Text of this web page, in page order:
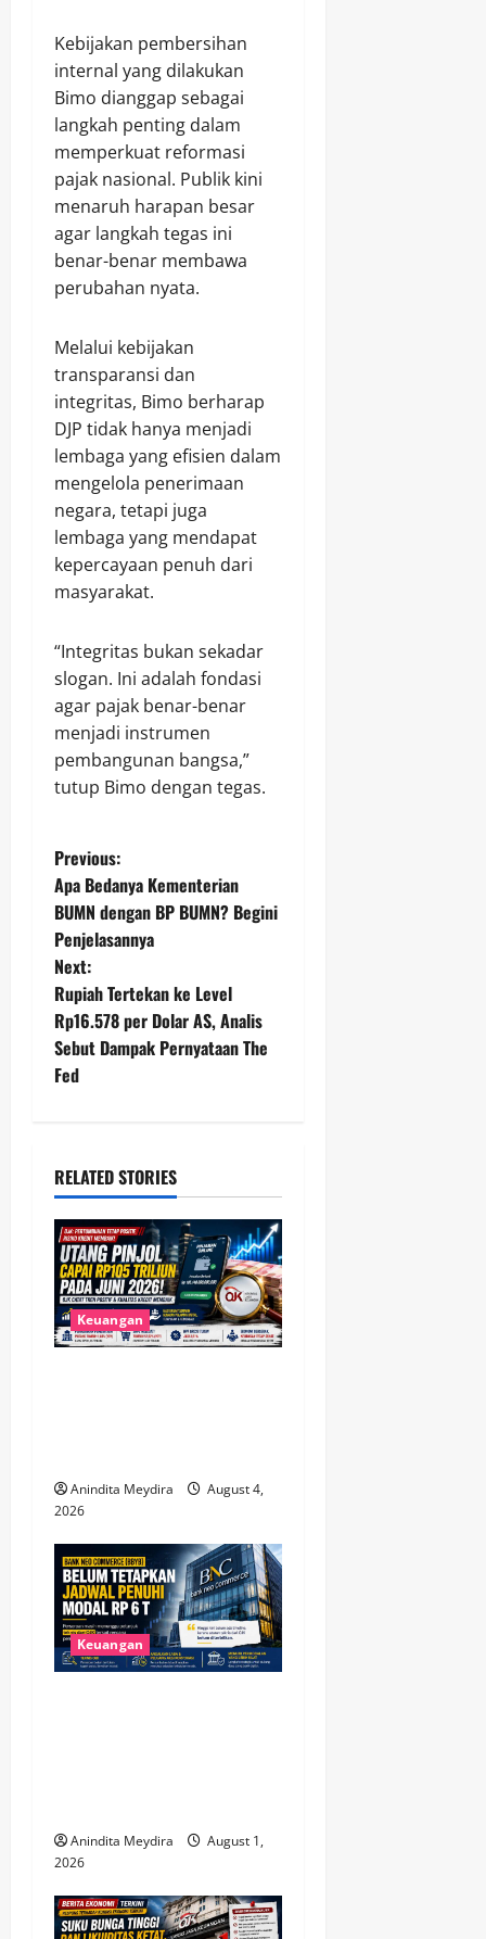
Kebijakan pembersihan
internal yang dilakukan
Bimo dianggap sebagai
langkah penting dalam
memperkuat reformasi
pajak nasional. Publik kini
menaruh harapan besar
agar langkah tegas ini
benar-benar membawa
perubahan nyata.
Melalui kebijakan
transparansi dan
integritas, Bimo berharap
DJP tidak hanya menjadi
lembaga yang efisien dalam
mengelola penerimaan
negara, tetapi juga
lembaga yang mendapat
kepercayaan penuh dari
masyarakat.
“Integritas bukan sekadar
slogan. Ini adalah fondasi
agar pajak benar-benar
menjadi instrumen
pembangunan bangsa,”
tutup Bimo dengan tegas.
P
o
s
t
n
a
i
g
a
t
Previous:
Apa Bedanya Kementerian
BUMN dengan BP BUMN? Begini
Penjelasannya
Next:
Rupiah Tertekan ke Level
Rp16.578 per Dolar AS, Analis
Sebut Dampak Pernyataan The
Fed
RELATED STORIES
Keuangan
Anindita Meydira
August 4,
2026
Keuangan
Anindita Meydira
August 1,
2026